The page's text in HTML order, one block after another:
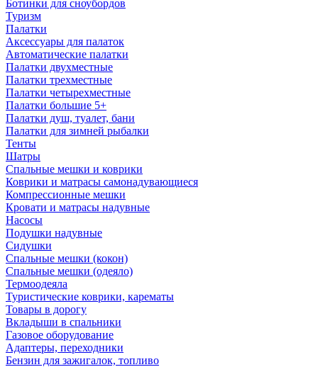
Ботинки для сноубордов
Туризм
Палатки
Аксессуары для палаток
Автоматические палатки
Палатки двухместные
Палатки трехместные
Палатки четырехместные
Палатки большие 5+
Палатки душ, туалет, бани
Палатки для зимней рыбалки
Тенты
Шатры
Спальные мешки и коврики
Коврики и матрасы самонадувающиеся
Компрессионные мешки
Кровати и матрасы надувные
Насосы
Подушки надувные
Сидушки
Спальные мешки (кокон)
Спальные мешки (одеяло)
Термоодеяла
Туристические коврики, карематы
Товары в дорогу
Вкладыши в спальники
Газовое оборудование
Адаптеры, переходники
Бензин для зажигалок, топливо